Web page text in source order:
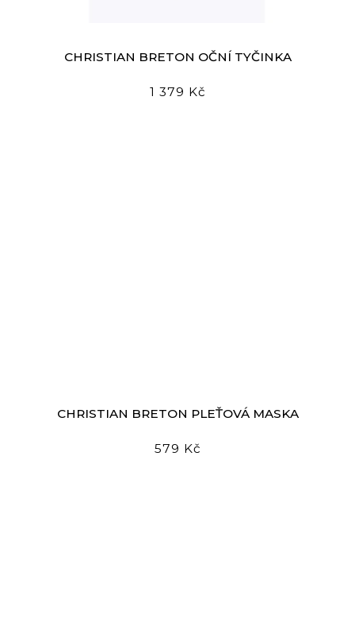
CHRISTIAN BRETON OČNÍ TYČINKA
1 379 Kč
CHRISTIAN BRETON PLEŤOVÁ MASKA
579 Kč